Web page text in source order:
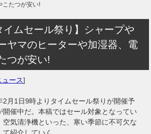
こたつが安い!
イムセール祭り】シャープや
ヤマのヒーターや加湿器、電
つが安い!
ュース]
月1日9時よりタイムセール祭りが開催予
開催中だ。本稿ではセール対象となってい
空気清浄機といった、寒い季節に不可欠な
紹介していく。